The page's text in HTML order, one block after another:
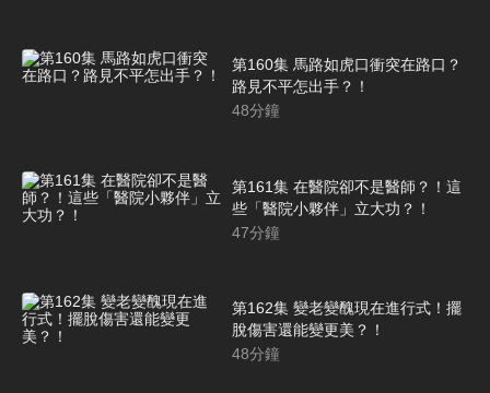
第160集 馬路如虎口衝突在路口？
路見不平怎出手？！
48分鐘
第161集 在醫院卻不是醫師？！這
些「醫院小夥伴」立大功？！
47分鐘
第162集 變老變醜現在進行式！擺
脫傷害還能變更美？！
48分鐘